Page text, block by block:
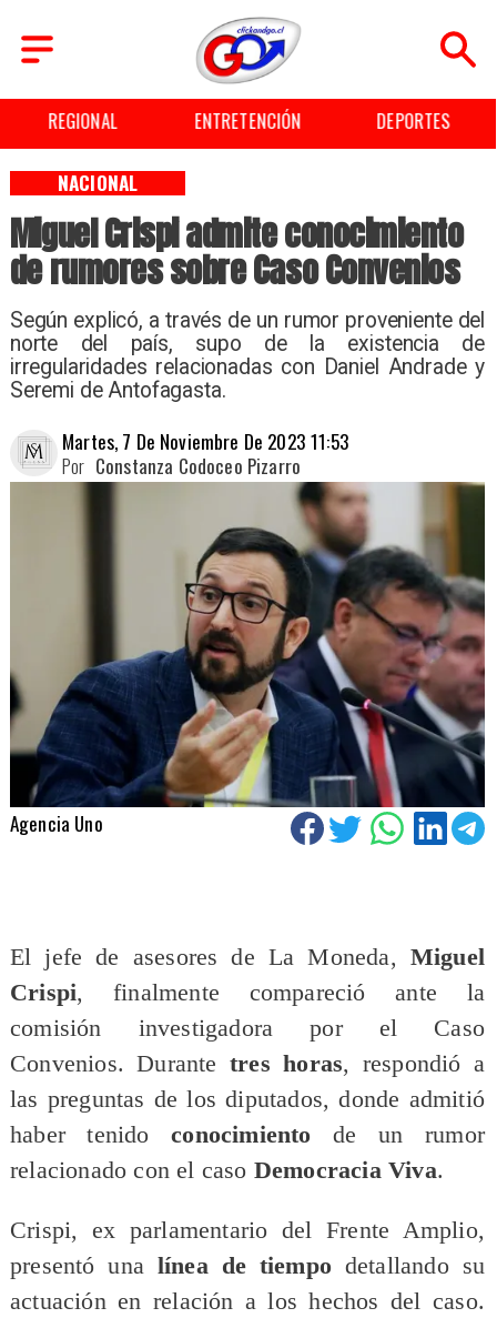
REGIONAL ENTRETENCIÓN DEPORTES
Miguel Crispi admite conocimiento
de rumores sobre Caso Convenios
Según explicó, a través de un rumor proveniente del
norte del país, supo de la existencia de
irregularidades relacionadas con Daniel Andrade y
Seremi de Antofagasta.
NACIONAL
Martes, 7 De Noviembre De 2023 11:53
Constanza Codoceo Pizarro
Por
Agencia Uno
El jefe de asesores de La Moneda, Miguel
Crispi, finalmente compareció ante la
comisión investigadora por el Caso
Convenios. Durantetres horas, respondió a
las preguntas de los diputados, donde admitió
haber tenidoconocimientode un rumor
relacionado con el caso Democracia Viva.
Crispi, ex parlamentario del Frente Amplio,
presentó una línea de tiempo detallando su
actuación en relación a los hechos del caso.